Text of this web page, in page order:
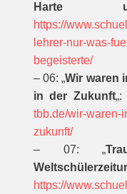
Harte
https://
lehrer-nur-was-
begeisterte/
– 06: „Wir waren
in der Zukunft„:
tbb.de/wir-waren-
zukunft/
– 07: „
https://